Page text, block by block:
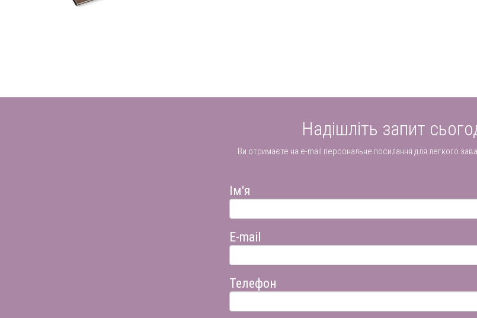
Надішліть запит
Ви отримаєте на e-mail персональне посилання для легкого
Ім'я
E-mail
Телефон